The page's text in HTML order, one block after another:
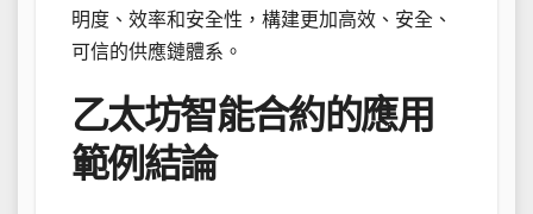
明度、效率和安全性，構建更加高效、安全、
可信的供應鏈體系。
乙太坊智能合約的應用
範例結論